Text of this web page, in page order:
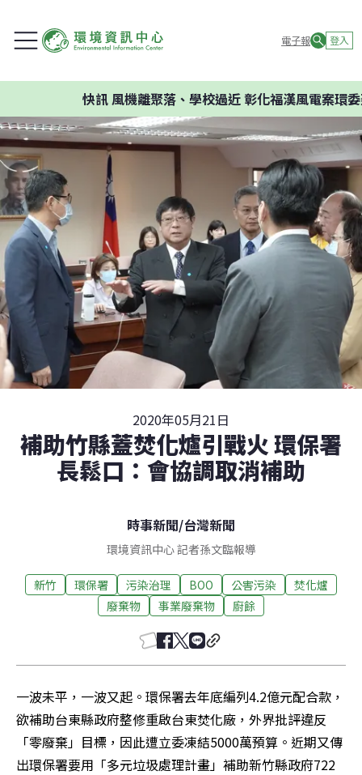
電子報 登入
風機離聚落、學校過近 彰化福漢風電案環委建議
2020年05月21日
補助竹縣蓋焚化爐引戰火 環保署
長鬆口：會協調取消補助
時事新聞/台灣新聞
環境資訊中心 記者孫文臨報導
新竹 環保署 污染治理 BOO 公害污染
焚化爐
廢棄物
事業廢棄物 廚餘
一波未平，一波又起。環保署去年底編列4.2億元配合款，
欲補助台東縣政府整修重啟台東焚化廠，外界批評違反
「零廢棄」目標，因此遭立委凍結5000萬預算。近期又傳
出環保署要用「多元垃圾處理計畫」補助新竹縣政府722